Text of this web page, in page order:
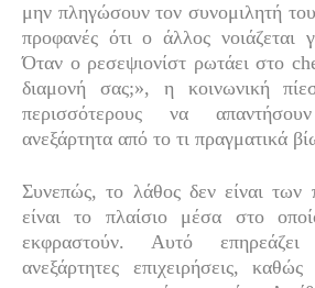
μην πληγώσουν τον συνομιλητή
προφανές ότι ο άλλος νοιάζεται
Όταν ο ρεσεψιονίστ ρωτάει στο
διαμονή σας;», η κοινωνική
περισσότερους να
ανεξάρτητα από το τι πραγματικά
Συνεπώς, το λάθος δεν είναι
είναι το πλαίσιο μέσα στο
εκφραστούν. Αυτό
ανεξάρτητες επιχειρήσεις,